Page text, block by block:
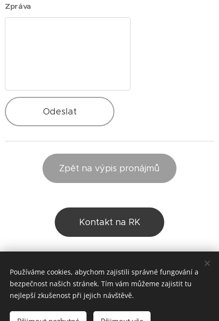
Zpráva
Odeslat
Zpět na výpis pronájmů
Kontakt na RK
© 2025 REALITNÍ KANCELÁŘ ABAKUS
Používáme cookies, abychom zajistili správné fungování a
bezpečnost našich stránek. Tím vám můžeme zajistit tu
nejlepší zkušenost při jejich návštěvě.